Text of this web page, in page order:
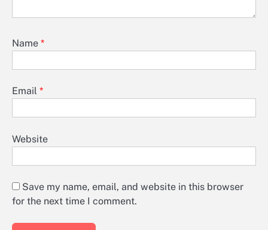
Name *
Email *
Website
Save my name, email, and website in this browser
for the next time I comment.